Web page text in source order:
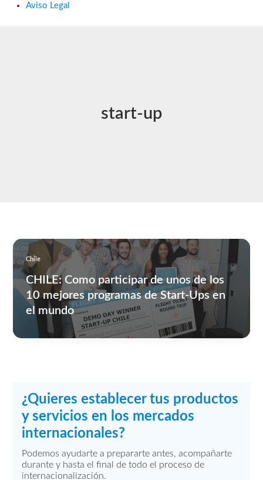
Aviso Legal
start-up
Chile
CHILE: Como participar de unos de los
10 mejores programas de Start-Ups en
el mundo
¿Quieres establecer tus productos
y servicios en los mercados
internacionales?
Podemos ayudarte a prepararte antes, acompañarte
durante y hasta el final de todo el proceso de
internacionalización.